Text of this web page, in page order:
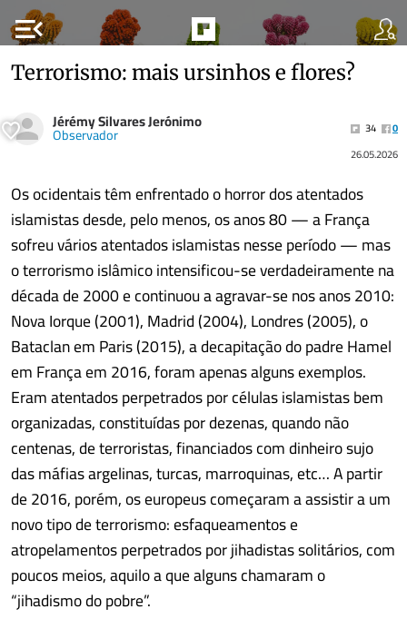
menu_open
Terrorismo: mais ursinhos e flores?
Jérémy Silvares Jerónimo
Observador 34
0
26.05.2026
Os ocidentais têm enfrentado o horror dos atentados
islamistas desde, pelo menos, os anos 80 — a França
sofreu vários atentados islamistas nesse período — mas
o terrorismo islâmico intensificou-se verdadeiramente na
década de 2000 e continuou a agravar-se nos anos 2010:
Nova Iorque (2001), Madrid (2004), Londres (2005), o
Bataclan em Paris (2015), a decapitação do padre Hamel
em França em 2016, foram apenas alguns exemplos.
Eram atentados perpetrados por células islamistas bem
organizadas, constituídas por dezenas, quando não
centenas, de terroristas, financiados com dinheiro sujo
das máfias argelinas, turcas, marroquinas, etc… A partir
de 2016, porém, os europeus começaram a assistir a um
novo tipo de terrorismo: esfaqueamentos e
atropelamentos perpetrados por jihadistas solitários, com
poucos meios, aquilo a que alguns chamaram o
“jihadismo do pobre”.